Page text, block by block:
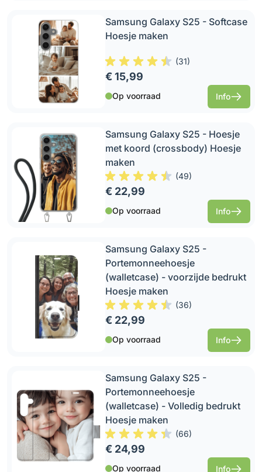
Samsung Galaxy S25 - Softcase
Hoesje maken
(31)
€ 15,99
Op voorraad Info
Samsung Galaxy S25 - Hoesje
met koord (crossbody) Hoesje
maken
(49)
€ 22,99
Op voorraad Info
Samsung Galaxy S25 -
Portemonneehoesje
(walletcase) - voorzijde bedrukt
Hoesje maken
(36)
€ 22,99
Op voorraad Info
Samsung Galaxy S25 -
Portemonneehoesje
(walletcase) - Volledig bedrukt
Hoesje maken
(66)
€ 24,99
Op voorraad Info